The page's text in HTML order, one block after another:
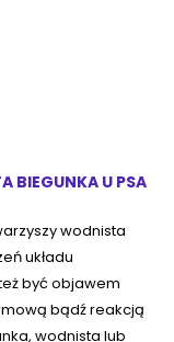
BIEGUNKA U PSA
wodnista
układu
być objawem
bądź reakcją
wodnista lub